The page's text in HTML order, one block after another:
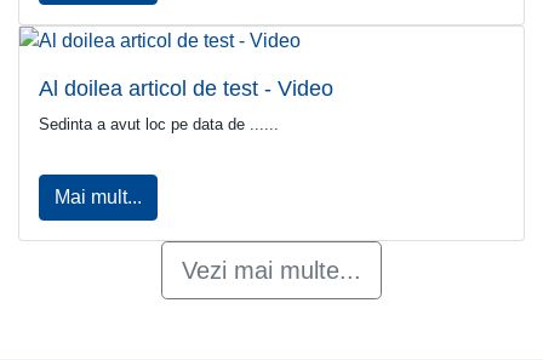
Al doilea articol de test - Video
Sedinta a avut loc pe data de ......
Mai mult...
Vezi mai multe...